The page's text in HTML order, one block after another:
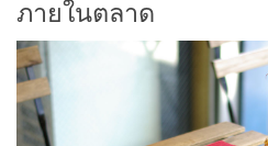
ภายในตลาด